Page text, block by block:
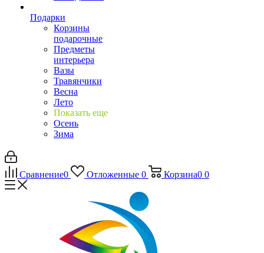
Подарки
Корзины
подарочные
Предметы
интерьера
Вазы
Травянчики
Весна
Лето
Показать еще
Осень
Зима
Сравнение0 Отложенные 0 Корзина0 0